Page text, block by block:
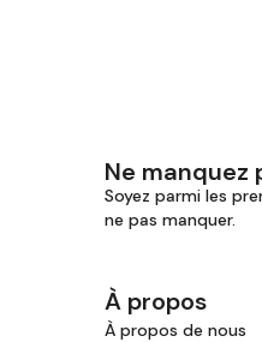
Ne manquez
Soyez parmi les
ne pas manquer.
À propos
À propos de nous